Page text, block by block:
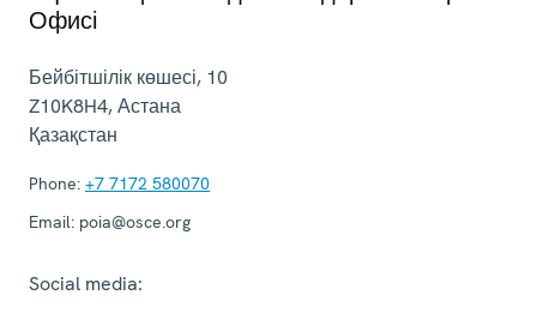
Офисі
Бейбітшілік көшесі, 10
Z10K8H4,Астана
Қазақстан
Phone: +7 7172 580070
Email: poia@osce.org
Social media: